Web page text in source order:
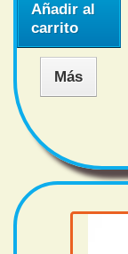
Añadir al
carrito
Más